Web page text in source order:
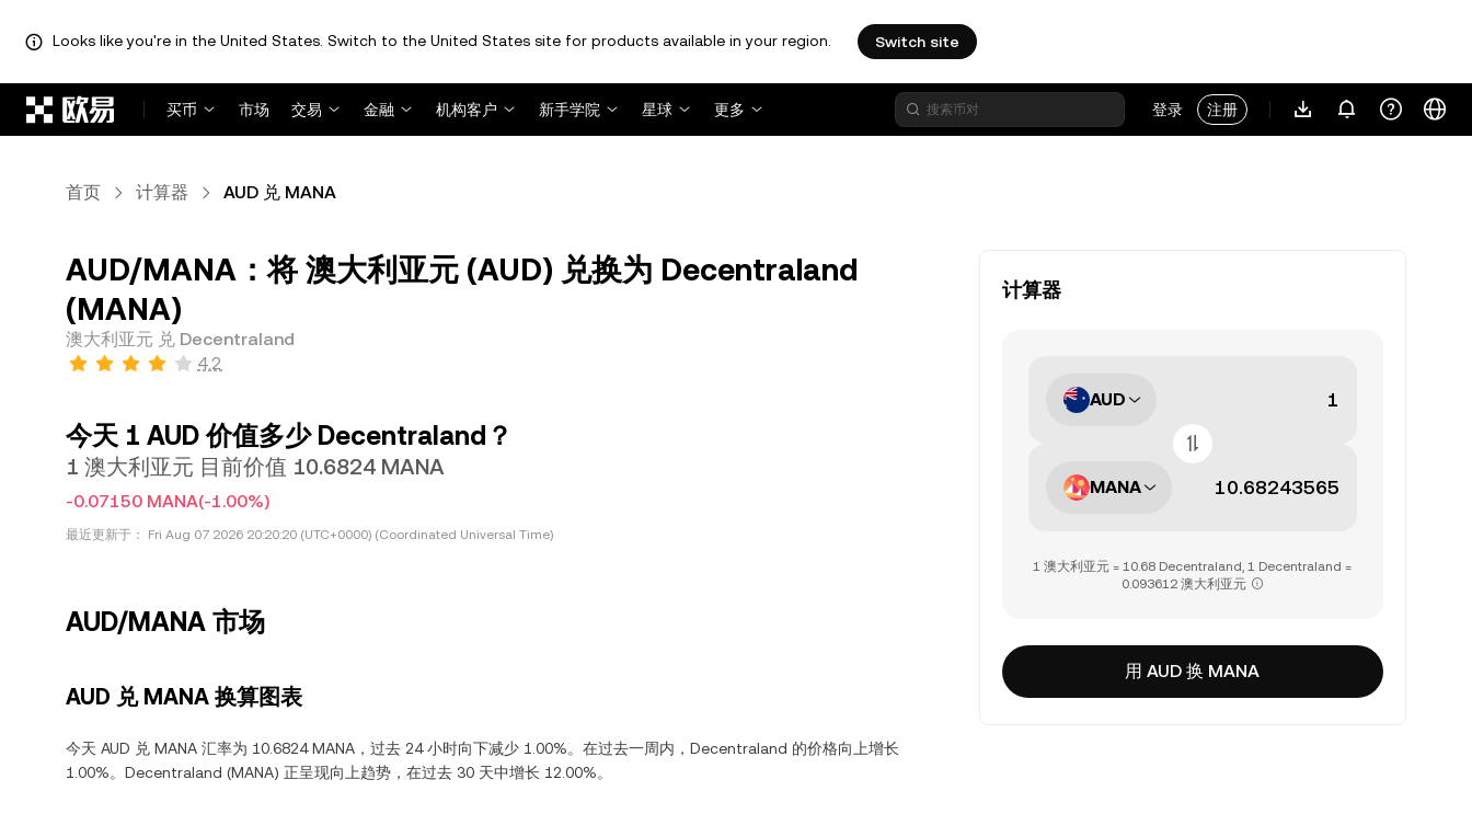
Looks like you're in the United States. Switch to the United States site for products available in your region. Switch site
买币
市场 交易 金融 机构客户 新手学院 星球 更多 登录 注册
首页 计算器 AUD 兑 MANA
AUD/MANA：将 澳大利亚元 (AUD) 兑换为 Decentraland
(MANA)
澳大利亚元 兑 Decentraland
4.2
今天 1 AUD 价值多少 Decentraland？
1 澳大利亚元 目前价值 10.6824 MANA
-0.07150 MANA(-1.00%)
最近更新于： Fri Aug 07 2026 20:20:20 (UTC+0000) (Coordinated Universal Time)
AUD/MANA 市场
AUD 兑 MANA 换算图表
今天 AUD 兑 MANA 汇率为 10.6824 MANA，过去 24 小时向下减少 1.00%。在过去一周内，Decentraland 的价格向上增长
1.00%。Decentraland (MANA) 正呈现向上趋势，在过去 30 天中增长 12.00%。
计算器
AUD
MANA
1 澳大利亚元 = 10.68 Decentraland, 1 Decentraland =
0.093612 澳大利亚元
用 AUD 换 MANA